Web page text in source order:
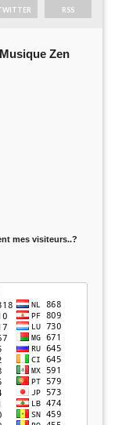
RSS
Zen
mes visiteurs..?